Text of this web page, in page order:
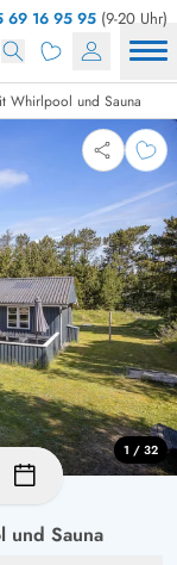
69 16 95 95 (9-20 Uhr)
Whirlpool und Sauna
und Sauna
1 / 32